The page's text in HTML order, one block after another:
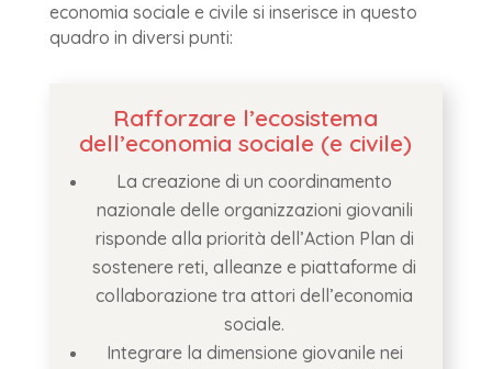
economia sociale e civile si inserisce in questo
quadro in diversi punti:
Rafforzare l’ecosistema
dell’economia sociale (e civile)
La creazione di un coordinamento
nazionale delle organizzazioni giovanili
risponde alla priorità dell’Action Plan di
sostenere reti, alleanze e piattaforme di
collaborazione tra attori dell’economia
sociale.
Integrare la dimensione giovanile nei